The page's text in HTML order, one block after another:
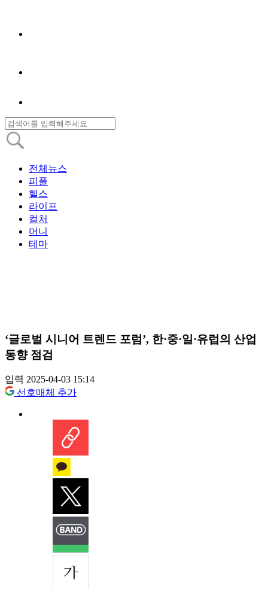
전체뉴스
피플
헬스
라이프
컬처
머니
테마
‘글로벌 시니어 트렌드 포럼’, 한·중·일·유럽의 산업
동향 점검
입력 2025-04-03 15:14
선호매체 추가